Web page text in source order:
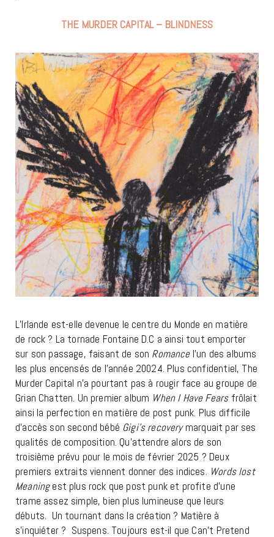
THE MURDER CAPITAL – BLINDNESS
L’Irlande est-elle devenue le centre du Monde en matière
de rock ? La tornade Fontaine D.C a ainsi tout emporter
sur son passage, faisant de son Romancel’un des albums
les plus encensés de l’année 20024. Plus confidentiel, The
Murder Capital n’a pourtant pas à rougir face au groupe de
Grian Chatten. Un premier album When I Have Fearsfrôlait
ainsi la perfection en matière de post punk. Plus difficile
d’accès son second bébé Gigi’s recoverymarquait par ses
qualités de composition. Qu’attendre alors de son
troisième prévu pour le mois de février 2025 ? Deux
premiers extraits viennent donner des indices. Words lost
Meaningest plus rock que post punk et profite d’une
trame assez simple, bien plus lumineuse que leurs
débuts. Un tournant dans la création ? Matière à
s’inquiéter ? Suspens. Toujours est-il que Can’t Pretend